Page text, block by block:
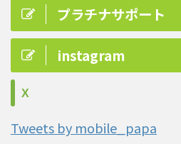
プラチナサポート
instagram
X
Tweets by mobile_papa